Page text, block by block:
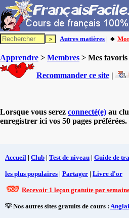
Autres matières | 🔸
Apprendre > Membres > Mes favoris
Recommander ce site |
Lorsque vous serez connecté(e) au
enregistrer ici vos 50 pages préférées.
Accueil | Club | Test de niveau | Guide de
les plus populaires | Partager | Livre d'or
Recevoir 1 leçon gratuite par
💡 Nos autres sites gratuits de cours :